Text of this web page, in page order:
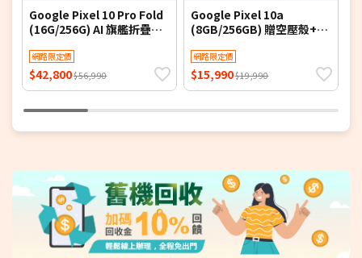
Google Pixel 10 Pro Fold
(16G/256G) AI 旗艦折疊手
網路限定價
$42,800$56,990
Google Pixel 10a
(8GB/256GB) 贈空壓殼+玻
網路限定價
$15,990$19,990